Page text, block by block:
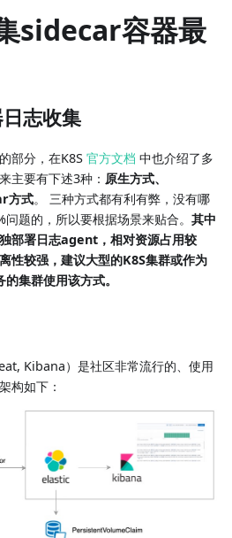
sidecar容器最
志收集
部分，在K8S 官方文档 中也介绍了多
主要有下述3种： 原生方式、
方式。 三种方式都有利有弊，没有哪
题的，所以要根据场景来贴合。 其中
部署日志agent，相对资源占用较
性较强，建议大型的K8S集群或作为
集群使用该方式。
Kibana）是社区非常流行的、使用
构如下：